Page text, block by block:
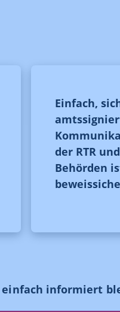
Einfach,
der RTR
Behörden
einfach informiert